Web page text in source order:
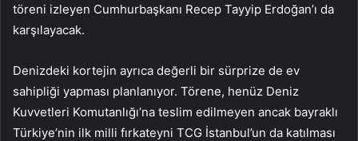
töreni izleyen Cumhurbaşkanı Recep Tayyip Erdoğan’ı da
karşılayacak.
Denizdeki kortejin ayrıca değerli bir sürprize de ev
sahipliği yapması planlanıyor. Törene, henüz Deniz
Kuvvetleri Komutanlığı’na teslim edilmeyen ancak bayraklı
Türkiye’nin ilk milli fırkateyni TCG İstanbul’un da katılması